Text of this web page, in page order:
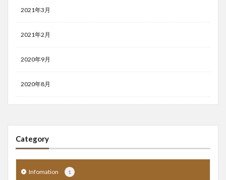
2021年3月
2021年2月
2020年9月
2020年8月
Category
Infomation 1